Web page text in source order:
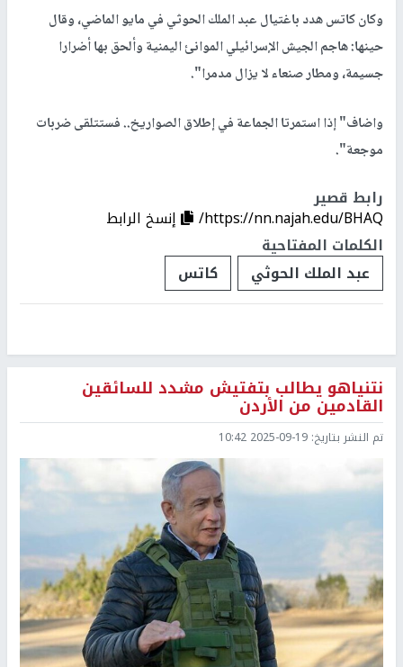
وكان كاتس هدد باغتيال عبد الملك الحوثي في مايو الماضي، وقال
حينها: هاجم الجيش الإسرائيلي الموانئ اليمنية وألحق بها أضرارا
جسيمة، ومطار صنعاء لا يزال مدمرا".
واضاف" إذا استمرتا الجماعة في إطلاق الصواريخ.. فستتلقى ضربات
موجعة".
رابط قصير
https://nn.najah.edu/BHAQ/
إنسخ الرابط
الكلمات المفتاحية
عبد الملك الحوثي
كاتس
نتنياهو يطالب بتفتيش مشدد للسائقين
القادمين من الأردن
تم النشر بتاريخ: 2025-09-19 10:42